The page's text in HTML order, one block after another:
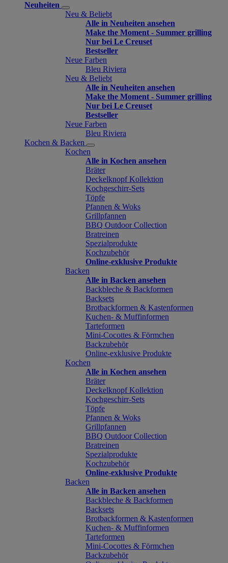
Neuheiten
Neu & Beliebt
Alle in Neuheiten ansehen
Make the Moment - Summer grilling
Nur bei Le Creuset
Bestseller
Neue Farben
Bleu Riviera
Neu & Beliebt
Alle in Neuheiten ansehen
Make the Moment - Summer grilling
Nur bei Le Creuset
Bestseller
Neue Farben
Bleu Riviera
Kochen & Backen
Kochen
Alle in Kochen ansehen
Bräter
Deckelknopf Kollektion
Kochgeschirr-Sets
Töpfe
Pfannen & Woks
Grillpfannen
BBQ Outdoor Collection
Bratreinen
Spezialprodukte
Kochzubehör
Online-exklusive Produkte
Backen
Alle in Backen ansehen
Backbleche & Backformen
Backsets
Brotbackformen & Kastenformen
Kuchen- & Muffinformen
Tarteformen
Mini-Cocottes & Förmchen
Backzubehör
Online-exklusive Produkte
Kochen
Alle in Kochen ansehen
Bräter
Deckelknopf Kollektion
Kochgeschirr-Sets
Töpfe
Pfannen & Woks
Grillpfannen
BBQ Outdoor Collection
Bratreinen
Spezialprodukte
Kochzubehör
Online-exklusive Produkte
Backen
Alle in Backen ansehen
Backbleche & Backformen
Backsets
Brotbackformen & Kastenformen
Kuchen- & Muffinformen
Tarteformen
Mini-Cocottes & Förmchen
Backzubehör